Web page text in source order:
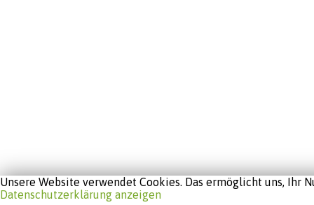
Unsere Website verwendet Cookies. Das ermöglicht uns,
Datenschutzerklärung anzeigen